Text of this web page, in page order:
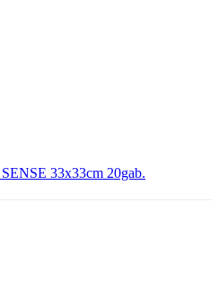
33x33cm 20gab.